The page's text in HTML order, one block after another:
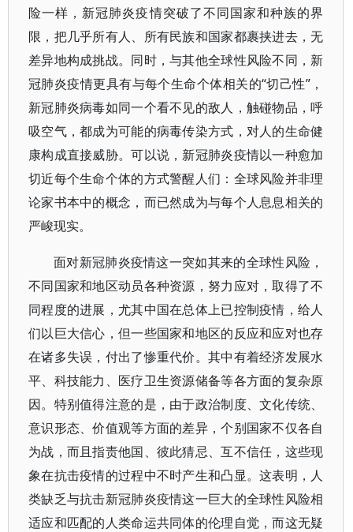
险一样，新冠肺炎疫情突破了不同国家和种族的界
限，把几乎所有人、所有民族和国家都裹挟进去，无
差异地构成挑战。同时，与其他全球性风险不同，新
冠肺炎疫情更具有与每个生命个体相关的“切己性”，
新冠肺炎病毒如同一个看不见的敌人，触碰物品，呼
吸空气，都成为可能的病毒传染方式，对人的生命健
康构成直接威胁。可以说，新冠肺炎疫情以一种愈加
切近每个生命个体的方式警醒人们：全球风险并非理
论家书本中的概念，而已然成为与每个人息息相关的
严峻现实。
面对新冠肺炎疫情这一突如其来的全球性风险，
不同国家和地区动员各种资源，努力应对，取得了不
同程度的进展，尤其中国在总体上已控制疫情，给人
们以巨大信心，但一些国家和地区的反应和应对也存
在诸多失误，付出了惨重代价。其中有着经济发展水
平、科技能力、医疗卫生资源储备等各方面的复杂原
因。特别值得注意的是，由于政治制度、文化传统、
意识形态、价值观等方面的差异，个别国家不仅各自
为战，而且指责他国、彼此猜忌、互不信任，这些现
象在抗击疫情的过程中不时产生和凸显。这表明，人
类缺乏与抗击新冠肺炎疫情这一巨大的全球性风险相
适应和匹配的人类命运共同体的伦理自觉，而这无疑